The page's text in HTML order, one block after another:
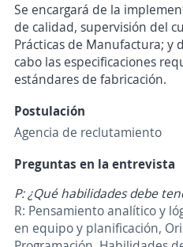
Se encargará de la
de calidad, supervisión del
Prácticas de Manufactura; y
cabo las especificaciones
estándares de fabricación.
Postulación
Agencia de reclutamiento
Preguntas en la entrevista
P: ¿Qué habilidades debe
R: Pensamiento analítico y
en equipo y planificación,